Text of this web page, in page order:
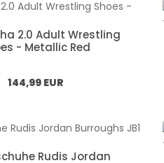
2.0 Adult Wrestling
- Metallic Red
Normál ár:
144,99 EUR
Rudis Jordan